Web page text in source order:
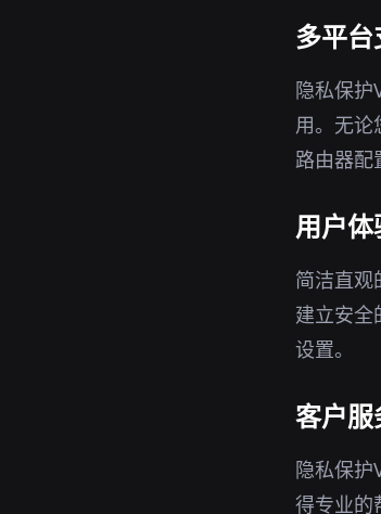
多平
隐私保
用。无论
路由器配
用户
简洁直观
建立安全
设置。
客户
隐私保护
得专业的